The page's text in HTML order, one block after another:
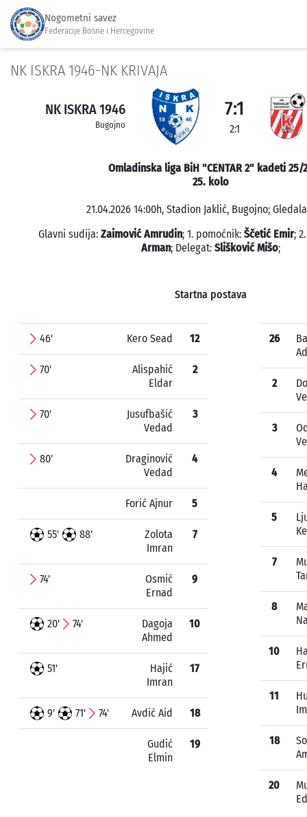
Nogometni savez
Federacije Bosne i Hercegovine
NK ISKRA 1946-NK KRIVAJA
NK ISKRA 1946
Bugojno
7:1
2:1
Omladinska liga BiH "CENTAR 2" kadeti 25/
25. kolo
21.04.2026 14:00h, Stadion Jaklić, Bugojno;
Glavni sudija: Zaimović Amrudin; 1. pomoćnik: Ščetić Emir;
Arman; Delegat: Slišković Mišo;
Startna postava
46' Kero Sead 12
70'
Alispahić
Eldar
2
70'
Jusufbašić
Vedad
3
80'
Draginović
Vedad
4
Forić Ajnur 5
55' 88'
Zolota
Imran
7
74'
Osmić
Ernad
9
20' 74'
Dagoja
Ahmed
10
51'
Hajić
Imran
17
9' 71' 74' Avdić Aid 18
Gudić
Elmin
19
26
2
3
4
5
7
8
10
11
18
20